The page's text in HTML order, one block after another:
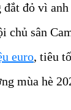
đỏ vì anh
chủ sân
euro, tiêu
mùa hè